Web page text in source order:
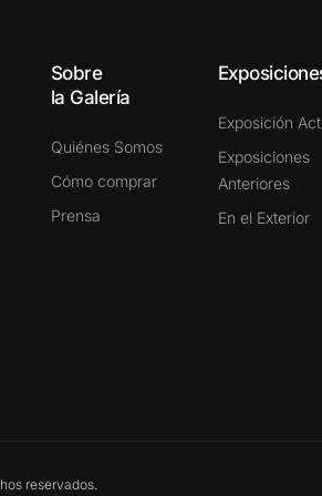
Sobre
la Galería
Quiénes Somos
Cómo comprar
Prensa
Exposición
Exposiciones
Anteriores
En el Exterior
reservados.